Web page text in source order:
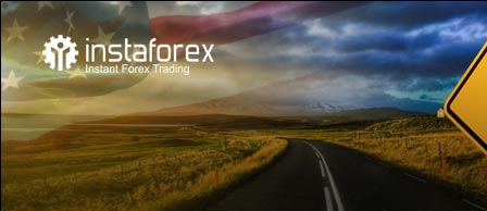
For traders Trade analysis articles Trade reviews